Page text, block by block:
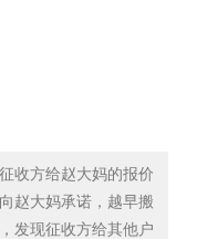
收方给赵大妈的报价
赵大妈承诺，越早搬
发现征收方给其他户